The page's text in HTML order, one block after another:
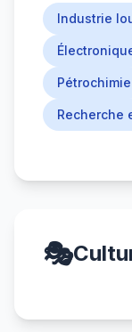
Industrie
Pétrochimie
Recherche
🎭